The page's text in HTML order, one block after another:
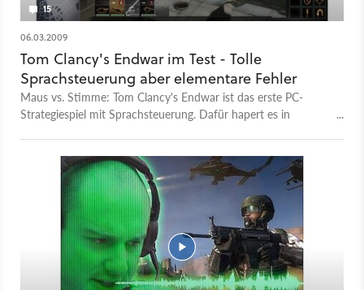
15
06.03.2009
Tom Clancy's Endwar im Test - Tolle
Sprachsteuerung aber elementare Fehler
Maus vs. Stimme: Tom Clancy's Endwar ist das erste PC-
Strategiespiel mit Sprachsteuerung. Dafür hapert es in